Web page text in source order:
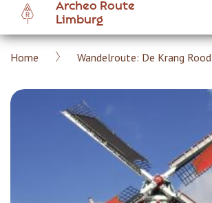
Overslaan
naar
gaan
Archeo Route
Limburg
Kruimelpad
Home Wandelroute: De Krang Rood